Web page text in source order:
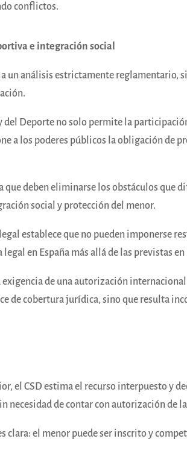
conflictos.
e integración social
un análisis estrictamente reglamentario,
del Deporte no solo permite la
a los poderes públicos la obligación de
que deben eliminarse los obstáculos que
social y protección del menor.
establece que no pueden imponerse
en España más allá de las previstas
exigencia de una autorización
de cobertura jurídica, sino que resulta
el CSD estima el recurso interpuesto y
necesidad de contar con autorización de la
clara: el menor puede ser inscrito y